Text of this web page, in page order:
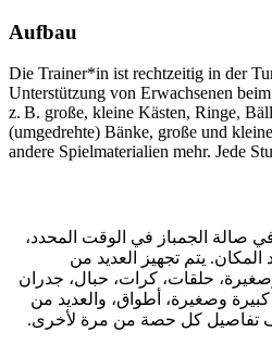
Aufbau
Die Trainer*in ist rechtzeitig in der
Unterstützung von Erwachsenen
z. B. große, kleine Kästen, Ringe,
(umgedrehte) Bänke, große und
andere Spielmaterialien mehr. Jede
صالة الجمباز في الوقت المحدد،
المكان. يتم تجهيز العديد من
حلقات، كرات، حبال، جدران
وصغيرة، أطواق، والعديد من
تفاصيل كل حصة من مرة لأخرى.